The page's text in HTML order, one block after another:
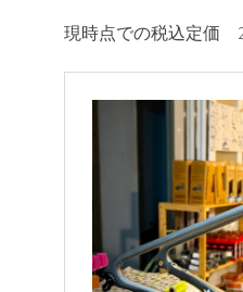
現時点での税込定価